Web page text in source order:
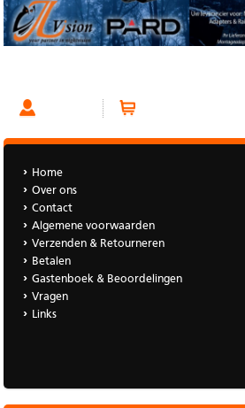
Home
Over ons
Contact
Algemene voorwaarden
Verzenden & Retourneren
Betalen
Gastenboek & Beoordelingen
Vragen
Links